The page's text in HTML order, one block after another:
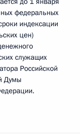
федеральных
индексации
цен)
служащих
Российской
Думы